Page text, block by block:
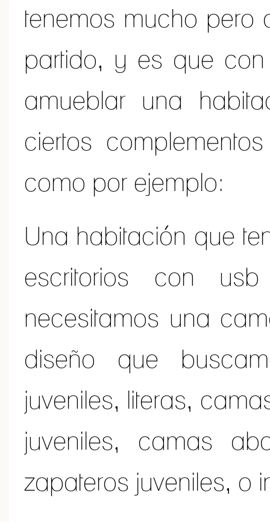
tenemos mucho pero
partido, y es que
amueblar una
ciertos
como por ejemplo:
Una habitación que
escritorios con
necesitamos una
diseño que
juveniles, literas,
juveniles, camas
zapateros juveniles, o